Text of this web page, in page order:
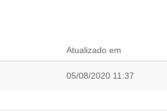
Atualizado em
05/08/2020 11:37